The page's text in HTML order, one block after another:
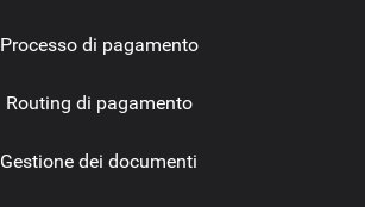
Processo di pagamento
Routing di pagamento
Gestione dei documenti